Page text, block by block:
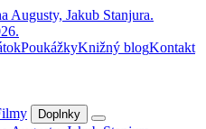
PoukážkyKnižný blogKontakt
Doplnky